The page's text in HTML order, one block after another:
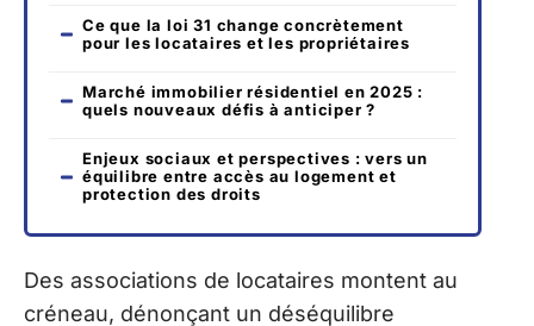
Ce que la loi 31 change concrètement
pour les locataires et les propriétaires
Marché immobilier résidentiel en 2025 :
quels nouveaux défis à anticiper ?
Enjeux sociaux et perspectives : vers un
équilibre entre accès au logement et
protection des droits
Des associations de locataires montent au
créneau, dénonçant un déséquilibre